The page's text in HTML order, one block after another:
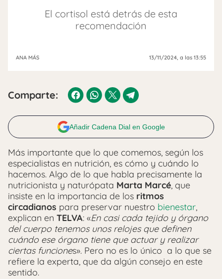
El cortisol está detrás de esta
recomendación
ANA MÁS 13/11/2024, a las 13:55
Comparte:
Añadir Cadena Dial en Google
Más importante que lo que comemos, según los
especialistas en nutrición, es cómo y cuándo lo
hacemos. Algo de lo que habla precisamente la
nutricionista y naturópata Marta Marcé, que
insiste en la importancia de los ritmos
circadianos para preservar nuestro bienestar,
explican en TELVA: «En casi cada tejido y órgano
del cuerpo tenemos unos relojes que definen
cuándo ese órgano tiene que actuar y realizar
ciertas funciones». Pero no es lo único a lo que se
refiere la experta, que da algún consejo en este
sentido.